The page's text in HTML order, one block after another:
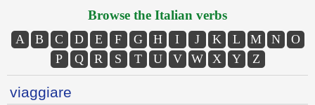
Browse the Italian verbs
A B C D E F G H I J K L M N
O
P
Q R S T U V W X Y Z
viaggiare